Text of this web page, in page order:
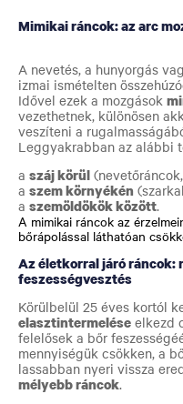
Mimikai ráncok: az arc
A nevetés, a hunyorgás
izmai ismételten
Idővel ezek a mozgások
vezethetnek, különösen
veszíteni a
Leggyakrabban az alábbi
a száj körül
a szem környékén
a szemöldökök között.
A mimikai ráncok az
bőrápolással láthatóan
Az életkorral járó ráncok:
feszességvesztés
Körülbelül 25 éves kortól
elasztintermelése elkezd
felelősek a bőr
mennyiségük csökken, a
lassabban nyeri vissza
mélyebb ráncok.